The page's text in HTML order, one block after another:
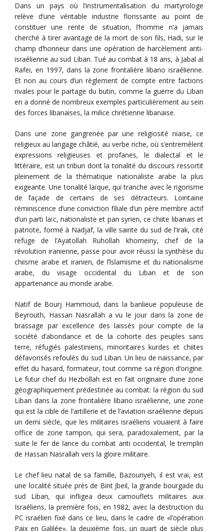
Dans un pays où l’instrumentalisation du martyrologe
relève d’une véritable industrie florissante au point de
constituer une rente de situation, l’homme n’a jamais
cherché à tirer avantage de la mort de son fils, Hadi, sur le
champ d’honneur dans une opération de harcèlement anti-
israélienne au sud Liban. Tué au combat à 18 ans, à Jabal al
Rafei, en 1997, dans la zone frontalière libano israélienne.
Et non au cours d’un règlement de compte entre factions
rivales pour le partage du butin, comme la guerre du Liban
en a donné de nombreux exemples particulièrement au sein
des forces libanaises, la milice chrétienne libanaise.
Dans une zone gangrenée par une religiosité niaise, ce
religieux au langage châtié, au verbe riche, où s’entremêlent
expressions religieuses et profanes, le dialectal et le
littéraire, est un tribun dont la tonalité du discours ressortit
pleinement de la thématique nationaliste arabe la plus
exigeante. Une tonalité laïque, qui tranche avec le rigorisme
de façade de certains de ses détracteurs. Lointaine
réminiscence d’une conviction filiale d‘un père membre actif
d’un parti laïc, nationaliste et pan syrien, ce chiite libanais et
patriote, formé à Nadjaf, la ville sainte du sud de l’Irak, cité
refuge de l’Ayatollah Ruhollah khomeiny, chef de la
révolution iranienne, passe pour avoir réussi la synthèse du
chiisme arabe et iranien, de l’lslamisme et du nationalisme
arabe, du visage occidental du Liban et de son
appartenance au monde arabe.
Natif de Bourj Hammoud, dans la banlieue populeuse de
Beyrouth, Hassan Nasrallah a vu le jour dans la zone de
brassage par excellence des laissés pour compte de la
société d’abondance et de la cohorte des peuples sans
terre, réfugiés palestiniens, minoritaires kurdes et chiites
défavorisés refoulés du sud Liban. Un lieu de naissance, par
effet du hasard, formateur, tout comme sa région d‘origine.
Le futur chef du Hezbollah est en fait originaire d’une zone
géographiquement prédestinée au combat: la région du sud
Liban dans la zone frontalière libano israélienne, une zone
qui est la cible de l’artillerie et de l’aviation israélienne depuis
un demi siècle, que les militaires israéliens vouaient à faire
office de zone tampon, qui sera, paradoxalement, par la
suite le fer de lance du combat anti occidental, le tremplin
de Hassan Nasrallah vers la gloire militaire.
Le chef lieu natal de sa famille, Bazouriyeh, il est vrai, est
une localité située près de Bint Jbeil, la grande bourgade du
sud Liban, qui infligea deux camouflets militaires aux
Israéliens, la première fois, en 1982, avec la destruction du
PC israélien fixé dans ce lieu, dans le cadre de «l’opération
Paix en Galilée», la deuxième fois, un quart de siècle plus